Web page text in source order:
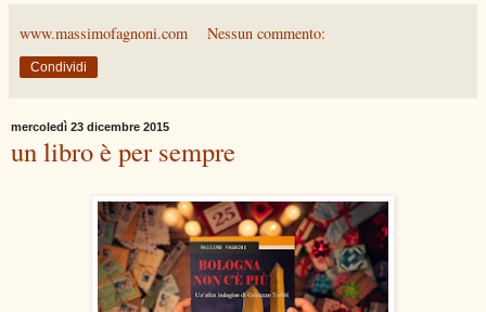
www.massimofagnoni.com Nessun commento:
Condividi
mercoledì 23 dicembre 2015
un libro è per sempre